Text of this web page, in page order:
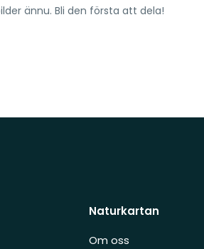
ännu. Bli den första att dela!
Naturkartan
Om oss